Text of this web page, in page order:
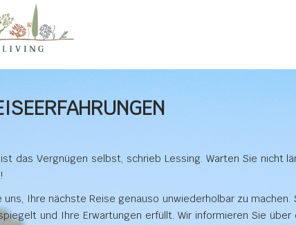
das Vergnügen selbst, schrieb Lessing. Warten Sie nicht
Ihre nächste Reise genauso unwiederholbar zu
und Ihre Erwartungen erfüllt. Wir informieren Sie